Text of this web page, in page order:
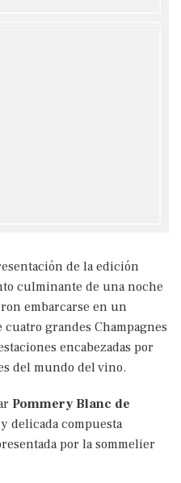
de la edición
culminante de una noche
embarcarse en un
grandes Champagnes
encabezadas por
del mundo del vino.
Pommery Blanc de
delicada compuesta
por la sommelier